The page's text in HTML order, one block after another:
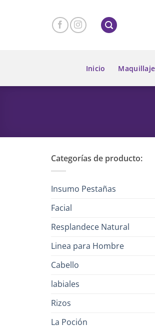
Inicio Maquillaje
Categorías de producto:
Insumo Pestañas
Facial
Resplandece Natural
Linea para Hombre
Cabello
labiales
Rizos
La Poción